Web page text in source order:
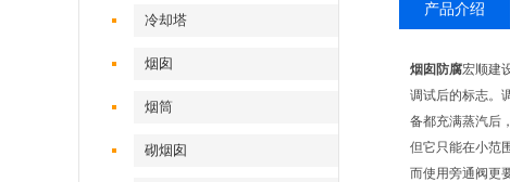
冷却塔
烟囱
烟筒
砌烟囱
产品介绍
烟囱防腐宏顺建
调试后的标志。
备都充满蒸汽后
但它只能在小范
而使用旁通阀更